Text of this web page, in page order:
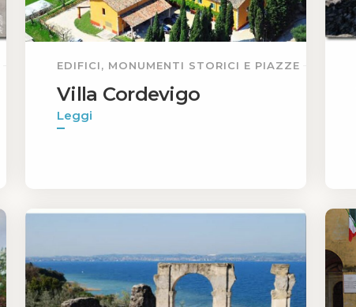
EDIFICI, MONUMENTI STORICI E PIAZZE
Villa Cordevigo
Leggi